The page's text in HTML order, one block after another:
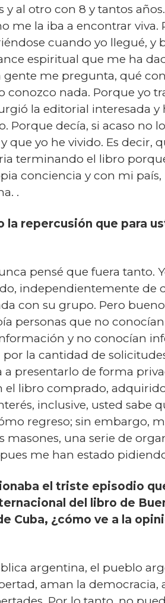
al otro con 8 y tantos
me la iba a encontrar
cuando yo llegué, y
espiritual que me ha
gente me pregunta, qué
conozco nada. Porque yo
la editorial interesada y
Porque decía, si acaso no
que yo he vivido. Es
terminando el libro
conciencia y con mi
.
la repercusión que para
pensé que fuera tanto.
independientemente de
con su grupo. Pero
personas que no
y no conocían
la cantidad de
presentarlo de forma
el libro comprado,
inclusive, usted sabe
regreso; sin embargo,
una serie de
me han estado
el triste episodio
del libro de
Cuba, ¿cómo ve a la
argentina, el pueblo
aman la democracia,